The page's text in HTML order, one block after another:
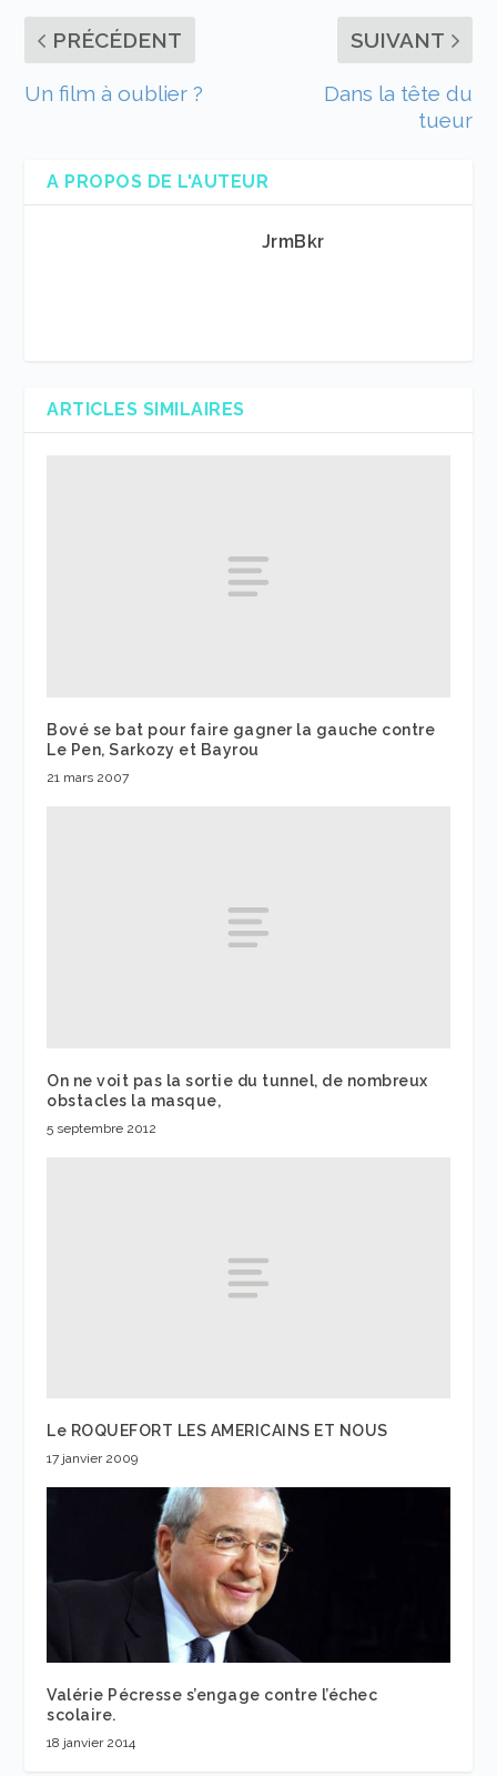
PRÉCÉDENT
Un film à oublier ?
SUIVANT
Dans la tête du
tueur
A PROPOS DE L'AUTEUR
JrmBkr
ARTICLES SIMILAIRES
Bové se bat pour faire gagner la gauche contre
Le Pen, Sarkozy et Bayrou
21 mars 2007
On ne voit pas la sortie du tunnel, de nombreux
obstacles la masque,
5 septembre 2012
Le ROQUEFORT LES AMERICAINS ET NOUS
17 janvier 2009
Valérie Pécresse s’engage contre l’échec
scolaire.
18 janvier 2014